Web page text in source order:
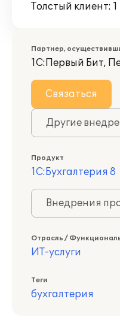
Толстый клиент: 1
Партнер,
1С:Первый Бит,
Связаться
Другие
Продукт
1С:Бухгалтерия 8
Внедрения
Отрасль /
ИТ-услуги
Теги
бухгалтерия